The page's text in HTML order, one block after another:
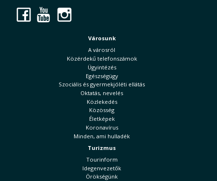
Facebook
YouTube
Városunk
A városról
Közérdekű telefonszámok
Ügyintézés
Egészségügy
Szociális és gyermekjóléti ellátás
Oktatás, nevelés
Közlekedés
Közösség
Életképek
Koronavírus
Minden, ami hulladék
Turizmus
Tourinform
Idegenvezetők
Örökségünk